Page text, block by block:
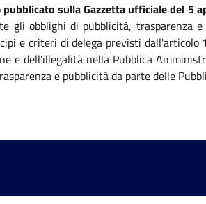
pubblicato sulla Gazzetta ufficiale del 5
gli obblighi di pubblicità, trasparenza
e criteri di delega previsti
e dell'illegalità nella Pubblica
e pubblicità da parte delle